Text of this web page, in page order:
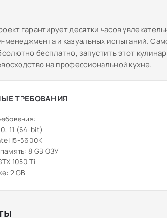
гарантирует десятки часов
и казуальных испытаний.
бесплатно, запустить этот
на профессиональной кухне.
ТРЕБОВАНИЯ
11 (64-bit)
i5-6600K
8 GB ОЗУ
1050 Ti
2 GB